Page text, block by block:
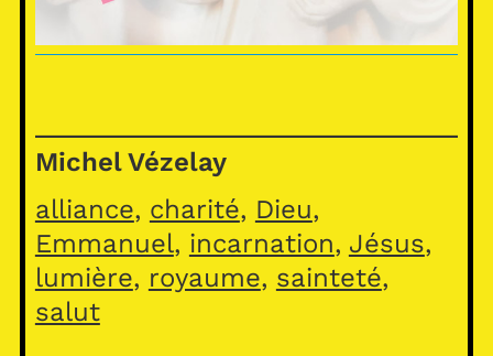
Michel Vézelay
alliance, charité, Dieu
Emmanuel, incarnation, Jésus
lumière, royaume, sainteté
salut